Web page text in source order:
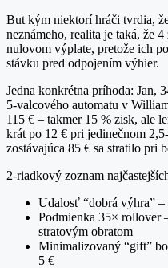
But kým niektorí hráči tvrdia,
neznámeho, realita je taká, že
nulovom výplate, pretože ich
stávku pred odpojením výhier.
Jedna konkrétna príhoda: Jan,
5‑valcového automatu v
115 € – takmer 15 % zisk, ale
krát po 12 € pri jedinečnom
zostávajúca 85 € sa stratilo pri
2‑riadkový zoznam
Udalosť “dobrá výhra”
Podmienka 35× rollover
stratovým obratom
Minimalizovaný “gift”
5 €